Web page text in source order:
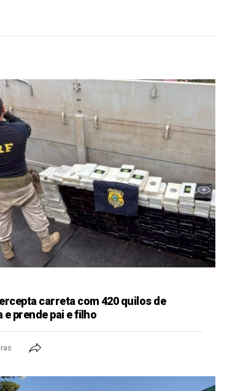
carreta com 420 quilos de
e prende pai e filho